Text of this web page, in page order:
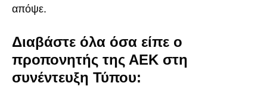
απόψε.
Διαβάστε όλα όσα είπε ο
προπονητής της ΑΕΚ στη
συνέντευξη Τύπου: